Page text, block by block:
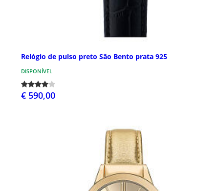
Relógio de pulso preto São Bento prata 925
DISPONÍVEL
€ 590,00